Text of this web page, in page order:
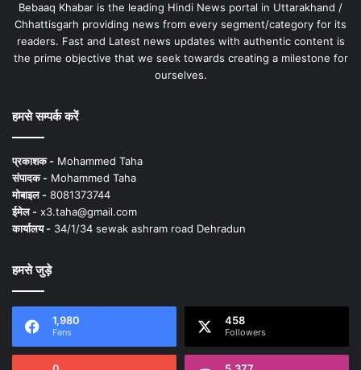
Bebaaq Khabar is the leading Hindi News portal in Uttarakhand /
Chhattisgarh providing news from every segment/category for its
readers. Fast and Latest news updates with authentic content is
the prime objective that we seek towards creating a milestone for
ourselves.
हमसे सम्पर्क करें
प्रकाशक - Mohammed Taha
संपादक - Mohammed Taha
मोबाइल - 8081373744
ईमेल - x3.taha@gmail.com
कार्यालय - 34/1/34 sewak ashram road Dehradun
हमसे जुड़े
1,980
Fans
458
Followers